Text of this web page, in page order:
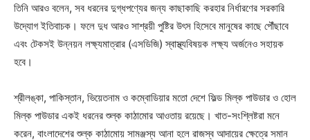
তিনি আরও বলেন, সব ধরনের দুগ্ধপণ্যের জন্য কাছাকাছি করহার নির্ধারণের সরকারি
উদ্যোগ ইতিবাচক। ফলে দুধ আরও সাশ্রয়ী পুষ্টির উৎস হিসেবে মানুষের কাছে পৌঁছাবে
এবং টেকসই উন্নয়ন লক্ষ্যমাত্রার (এসডিজি) স্বাস্থ্যবিষয়ক লক্ষ্য অর্জনেও সহায়ক
হবে।
শ্রীলঙ্কা, পাকিস্তান, ভিয়েতনাম ও কম্বোডিয়ার মতো দেশে ফিল্ড মিল্ক পাউডার ও হোল
মিল্ক পাউডার একই ধরনের শুল্ক কাঠামোর আওতায় রয়েছে। খাত-সংশ্লিষ্টরা মনে
করেন, বাংলাদেশের শুল্ক কাঠামোয় সামঞ্জস্য আনা হলে রাজস্ব আদায়ের ক্ষেত্রে সমান